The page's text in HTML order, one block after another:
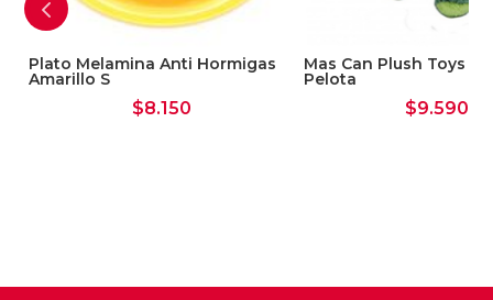
Plato Melamina Anti Hormigas
Amarillo S
$8.150
Mas Can Plush Toys
Pelota
$9.590